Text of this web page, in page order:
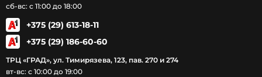
сб-вс: с 11:00 до 18:00
+375 (29) 613-18-11
+375 (29) 186-60-60
ТРЦ «ГРАД», ул. Тимирязева, 123, пав. 270 и 274
вт-вс: с 10:00 до 19:00